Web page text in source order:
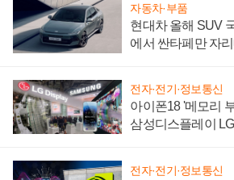
자동차·부품
현대차 올해 SUV
에서 싼타페만 자
전자·전기·정보통신
아이폰18 '메모리
삼성디스플레이
전자·전기·정보통신